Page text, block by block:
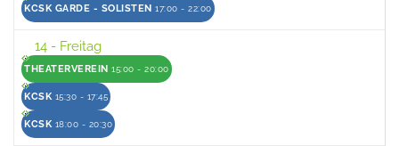
KCSK GARDE - SOLISTEN 17:00 - 22:00
14 - Freitag
THEATERVEREIN 15:00 - 20:00
KCSK 15:30 - 17:45
KCSK 18:00 - 20:30